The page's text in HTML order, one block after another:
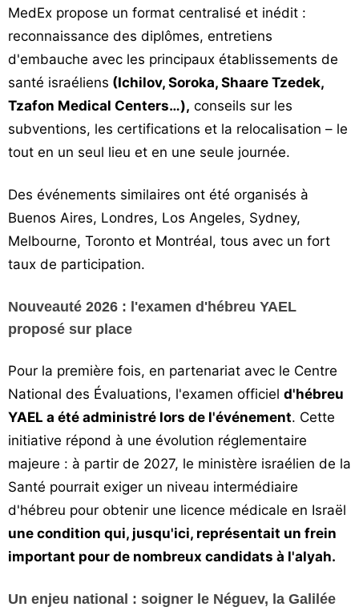
MedEx propose un format centralisé et inédit :
reconnaissance des diplômes, entretiens
d'embauche avec les principaux établissements de
santé israéliens (Ichilov, Soroka, Shaare Tzedek,
Tzafon Medical Centers…), conseils sur les
subventions, les certifications et la relocalisation – le
tout en un seul lieu et en une seule journée.
Des événements similaires ont été organisés à
Buenos Aires, Londres, Los Angeles, Sydney,
Melbourne, Toronto et Montréal, tous avec un fort
taux de participation.
Nouveauté 2026 : l'examen d'hébreu YAEL
proposé sur place
Pour la première fois, en partenariat avec le Centre
National des Évaluations, l'examen officiel d'hébreu
YAEL a été administré lors de l'événement. Cette
initiative répond à une évolution réglementaire
majeure : à partir de 2027, le ministère israélien de la
Santé pourrait exiger un niveau intermédiaire
d'hébreu pour obtenir une licence médicale en Israël
une condition qui, jusqu'ici, représentait un frein
important pour de nombreux candidats à l'alyah.
Un enjeu national : soigner le Néguev, la Galilée